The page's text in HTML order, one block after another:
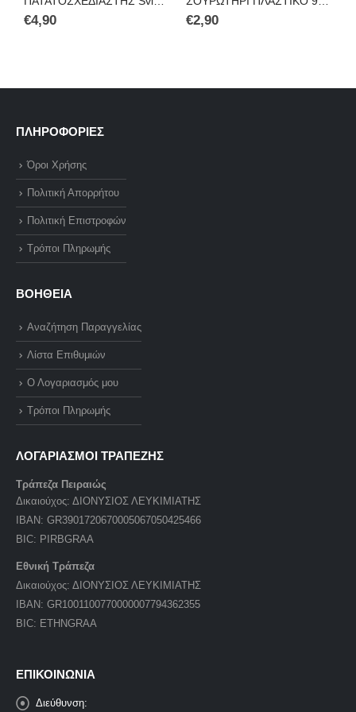
€4,90 €2,90
ΠΛΗΡΟΦΟΡΙΕΣ
Όροι Χρήσης
Πολιτική Απορρήτου
Πολιτική Επιστροφών
Τρόποι Πληρωμής
ΒΟΗΘΕΙΑ
Αναζήτηση Παραγγελίας
Λίστα Επιθυμιών
Ο Λογαριασμός μου
Τρόποι Πληρωμής
ΛΟΓΑΡΙΑΣΜΟΙ ΤΡΑΠΕΖΗΣ
Τράπεζα Πειραιώς
Δικαιούχος: ΔΙΟΝΥΣΙΟΣ ΛΕΥΚΙΜΙΑΤΗΣ
IBAN: GR3901720670005067050425466
BIC: PIRBGRAA
Εθνική Τράπεζα
Δικαιούχος: ΔΙΟΝΥΣΙΟΣ ΛΕΥΚΙΜΙΑΤΗΣ
IBAN: GR1001100770000007794362355
BIC: ETHNGRAA
ΕΠΙΚΟΙΝΩΝΙΑ
Διεύθυνση: